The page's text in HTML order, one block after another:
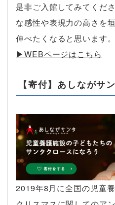
是非ご入館してみてくだ
な感性や表現力の高さを
伸べたくなると思います。
▶︎WEBページはこちら
【寄付】あしながサ
2019年8月に全国の児童